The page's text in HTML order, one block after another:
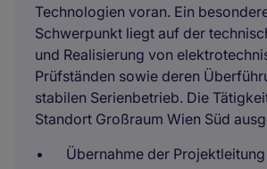
Technologien voran. Ein
Schwerpunkt liegt auf der
und Realisierung von
Prüfständen sowie deren
stabilen Serienbetrieb. Die
Standort Großraum Wien Süd
Übernahme der